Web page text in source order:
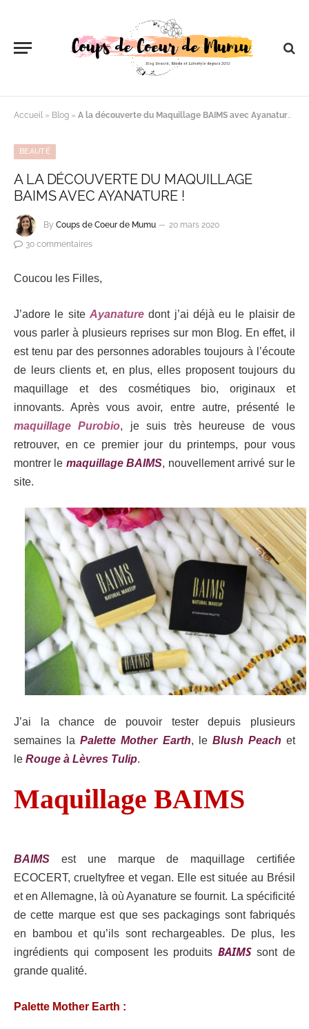
Accueil » Blog » A la découverte du Maquillage BAIMS avec Ayanature !
BEAUTÉ
A LA DÉCOUVERTE DU MAQUILLAGE
BAIMS AVEC AYANATURE !
By Coups de Coeur de Mumu
20 mars 2020
30 commentaires
Coucou les Filles,
J’adore le site Ayanaturedont j’ai déjà eu le plaisir de
vous parler à plusieurs reprises sur mon Blog. En effet, il
est tenu par des personnes adorables toujours à l’écoute
de leurs clients et, en plus, elles proposent toujours du
maquillage et des cosmétiques bio, originaux et
innovants. Après vous avoir, entre autre, présenté le
maquillage Purobio, je suis très heureuse de vous
retrouver, en ce premier jour du printemps, pour vous
montrer le maquillage BAIMS, nouvellement arrivé sur le
site.
J’ai la chance de pouvoir tester depuis plusieurs
semaines laPalette Mother Earth, le Blush Peach et
le Rouge à Lèvres Tulip.
Maquillage BAIMS
BAIMS est une marque de maquillage certifiée
ECOCERT, crueltyfree et vegan. Elle est située au Brésil
et en Allemagne, là où Ayanature se fournit. La spécificité
de cette marque est que ses packagings sont fabriqués
en bambou et qu’ils sont rechargeables. De plus, les
ingrédients qui composent les produitsBAIMSsont de
grande qualité.
Palette Mother Earth :